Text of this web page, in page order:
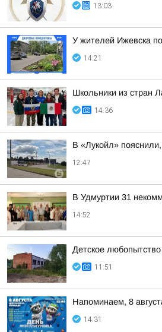
13:03
У жителей Ижевска
14:21
Школьники из стран
14:36
В «Лукойл»
12:47
В Удмуртии 31
14:52
Детское
11:51
Напоминаем, 8
14:31